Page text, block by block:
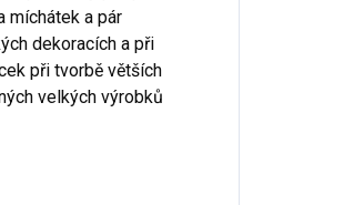
míchátek a pár
dekoracích a při
při tvorbě větších
velkých výrobků